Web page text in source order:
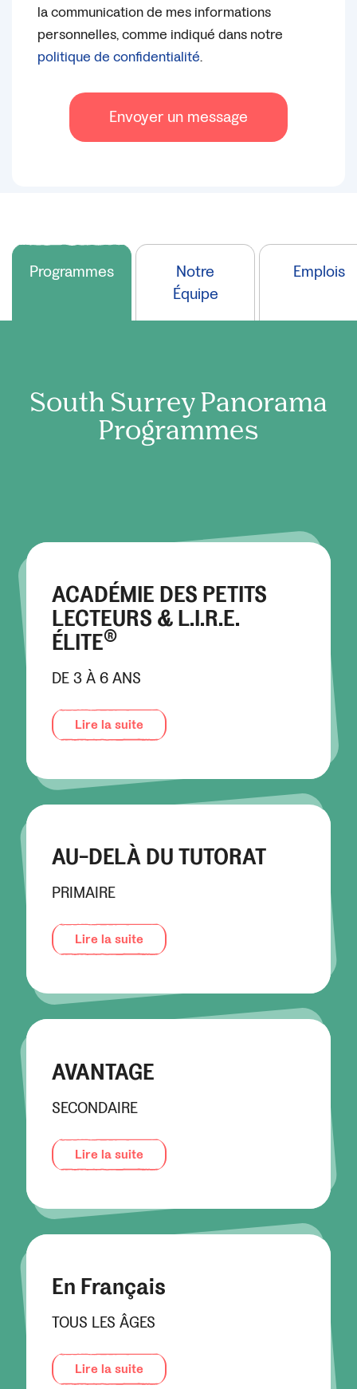
la communication de mes informations
personnelles, comme indiqué dans notre
politique de confidentialité.
Envoyer un message
Programmes
Notre
Équipe
Emplois
South Surrey Panorama
Programmes
ACADÉMIE DES PETITS
LECTEURS & L.I.R.E.
ÉLITE®
DE 3 À 6 ANS
Lire la suite
AU-DELÀ DU TUTORAT
PRIMAIRE
Lire la suite
AVANTAGE
SECONDAIRE
Lire la suite
En Français
TOUS LES ÂGES
Lire la suite